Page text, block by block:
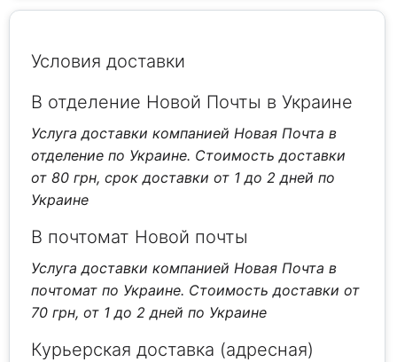
Условия доставки
В отделение Новой Почты в Украине
Услуга доставки компанией Новая Почта в
отделение по Украине. Стоимость доставки
от 80 грн, срок доставки от 1 до 2 дней по
Украине
В почтомат Новой почты
Услуга доставки компанией Новая Почта в
почтомат по Украине. Стоимость доставки от
70 грн, от 1 до 2 дней по Украине
Курьерская доставка (адресная)